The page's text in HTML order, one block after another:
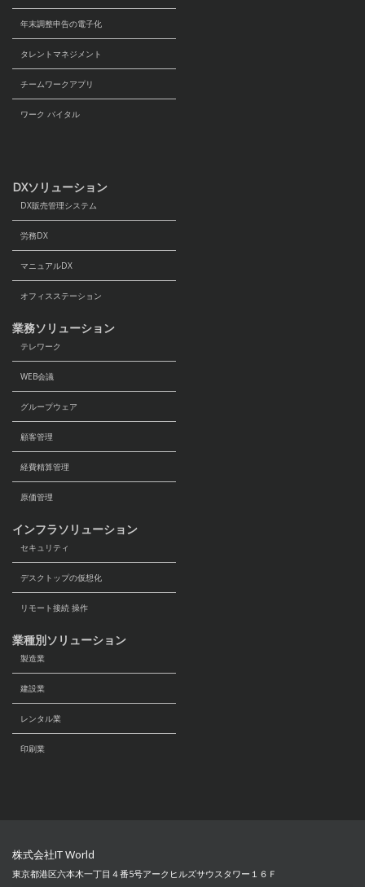
年末調整申告の電子化
タレントマネジメント
チームワークアプリ
ワーク バイタル
DXソリューション
DX販売管理システム
労務DX
マニュアルDX
オフィスステーション
業務ソリューション
テレワーク
WEB会議
グループウェア
顧客管理
経費精算管理
原価管理
インフラソリューション
セキュリティ
デスクトップの仮想化
リモート接続 操作
業種別ソリューション
製造業
建設業
レンタル業
印刷業
株式会社IT World
東京都港区六本木一丁目４番5号アークヒルズサウスタワー１６Ｆ